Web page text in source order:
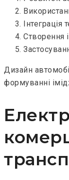
Інтеграція
Створення
Дизайн
формуванні